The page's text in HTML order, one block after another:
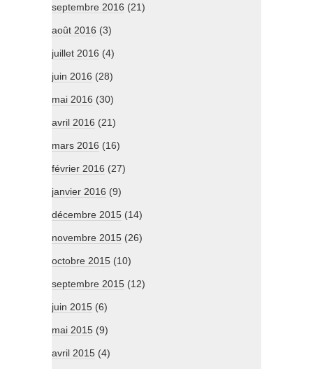
septembre 2016 (21)
août 2016 (3)
juillet 2016 (4)
juin 2016 (28)
mai 2016 (30)
avril 2016 (21)
mars 2016 (16)
février 2016 (27)
janvier 2016 (9)
décembre 2015 (14)
novembre 2015 (26)
octobre 2015 (10)
septembre 2015 (12)
juin 2015 (6)
mai 2015 (9)
avril 2015 (4)